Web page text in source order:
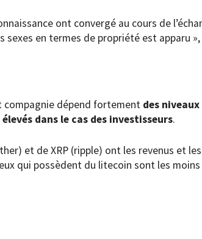
ont convergé au cours de
sexes en termes de propriété est apparu »,
compagnie dépend fortement des
dans le cas des investisseurs.
et de XRP (ripple) ont les revenus et
qui possèdent du litecoin sont les